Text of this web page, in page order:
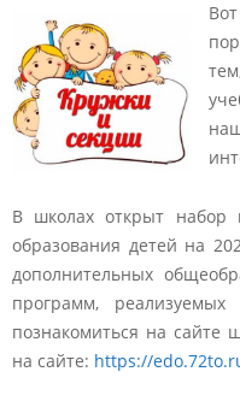
В школах открыт набор
образования детей на
дополнительных
программ,
познакомиться на сайте
на сайте: https://